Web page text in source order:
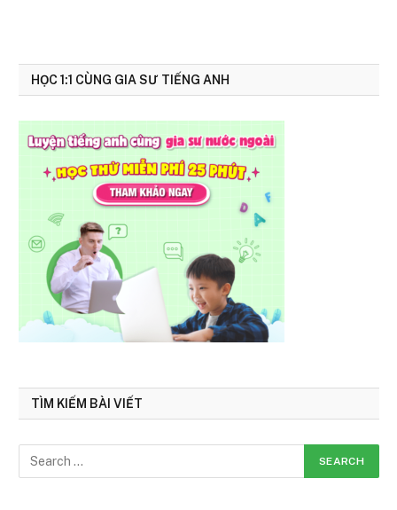
HỌC 1:1 CÙNG GIA SƯ TIẾNG ANH
TÌM KIẾM BÀI VIẾT